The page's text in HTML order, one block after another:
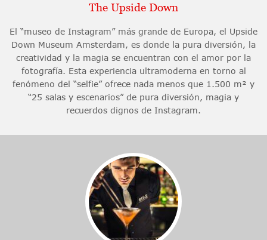
The Upside Down
El “museo de Instagram” más grande de Europa, el Upside
Down Museum Amsterdam, es donde la pura diversión, la
creatividad y la magia se encuentran con el amor por la
fotografía. Esta experiencia ultramoderna en torno al
fenómeno del “selfie” ofrece nada menos que 1.500 m² y
“25 salas y escenarios” de pura diversión, magia y
recuerdos dignos de Instagram.